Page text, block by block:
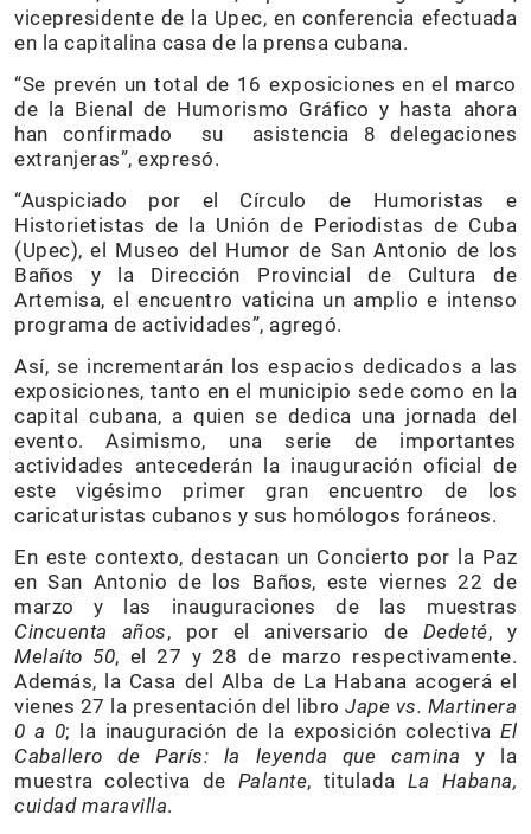
vicepresidente de la Upec, en conferencia efectuada
en la capitalina casa de la prensa cubana.
“Se prevén un total de 16 exposiciones en el marco
de la Bienal de Humorismo Gráfico y hasta ahora
han confirmado su asistencia 8 delegaciones
extranjeras”, expresó.
“Auspiciado por el Círculo de Humoristas e
Historietistas de la Unión de Periodistas de Cuba
(Upec), el Museo del Humor de San Antonio de los
Baños y la Dirección Provincial de Cultura de
Artemisa, el encuentro vaticina un amplio e intenso
programa de actividades”, agregó.
Así, se incrementarán los espacios dedicados a las
exposiciones, tanto en el municipio sede como en la
capital cubana, a quien se dedica una jornada del
evento. Asimismo, una serie de importantes
actividades antecederán la inauguración oficial de
este vigésimo primer gran encuentro de los
caricaturistas cubanos y sus homólogos foráneos.
En este contexto, destacan un Concierto por la Paz
en San Antonio de los Baños, este viernes 22 de
marzo y las inauguraciones de las muestras
Cincuenta años, por el aniversario de Dedeté, y
Melaíto 50, el 27 y 28 de marzo respectivamente.
Además, la Casa del Alba de La Habana acogerá el
vienes 27 la presentación del libro Jape vs. Martinera
0 a 0; la inauguración de la exposición colectivaEl
Caballero de París: la leyenda que camina y la
muestra colectiva de Palante, titulada La Habana,
cuidad maravilla.